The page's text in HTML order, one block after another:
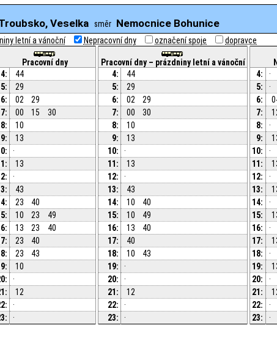
Veselka směr Nemocnice Bohunice
letní a vánoční Nepracovní dny označení spoje dopravce
Pracovní dny
4:
44
5:
29
6:
02
29
7:
00 15
30
8:
10
9:
13
·
13
·
43
23
40
10 23
49
13 23
40
23
40
23
43
10
·
12
·
·
Pracovní dny – prázdniny letní a vánoční
4:
44
5:
29
6:
02
29
7:
00
30
8:
10
9:
13
10:
·
11:
13
12:
·
13:
43
14:
10
40
15:
10
49
16:
13
40
17:
40
18:
10
43
19:
·
20:
·
21:
12
22:
·
23:
·
4:
·
5:
·
6:
7:
8:
·
9:
10:
·
11:
12:
·
13:
14:
·
15:
16:
·
17:
18:
·
19:
20:
·
21:
22:
·
23:
·